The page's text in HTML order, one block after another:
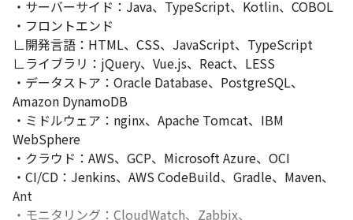
は、国内大手法人（従業員数3,000名以上）の約3社に1社（約
1,200社以上）が利用、人事管理では510万のデータを管理してお
り、各社における毎月の人事業務に必要なデータ（※）。そのた
め、止めてはならない基幹システムです。
人事・給与業務のシステムは、設定の組み合わせや動作パターン
が多岐にわたるので品質を維持する難易度が高く、品質に問題が
あった場合の問い合わせや検査すべき対象の数も多いため、品質
の重要性はますます高まっており、加えて、上場大手法人を対象に
した人的資本情報開示の義務化への対応など新規開発などが既存
機能の品質維持と並行して行われるため、品質維持体制の強化が
求められています。
募集ポジションでは、安定的な動作品質と迅速な機能提供を実現
するために、外部・内部品質の向上に取り組み、その実現は手動
・サーバーサイド：Java、TypeScript、Kotlin、COBOL
・フロントエンド
∟開発言語：HTML、CSS、JavaScript、TypeScript
∟ライブラリ：jQuery、Vue.js、React、LESS
・データストア：Oracle Database、PostgreSQL、
Amazon DynamoDB
・ミドルウェア：nginx、Apache Tomcat、IBM
WebSphere
・クラウド：AWS、GCP、Microsoft Azure、OCI
・CI/CD：Jenkins、AWS CodeBuild、Gradle、Maven、
Ant
・モニタリング：CloudWatch、Zabbix、